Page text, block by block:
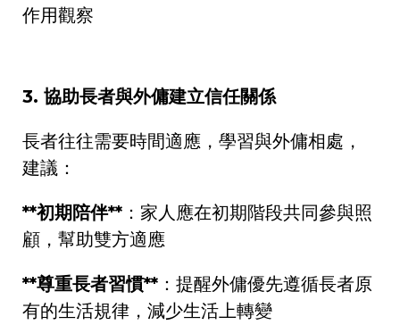
作用觀察
3. 協助長者與外傭建立信任關係
長者往往需要時間適應，學習與外傭相處，
建議：
**初期陪伴** ：家人應在初期階段共同參與照
顧，幫助雙方適應
**尊重長者習慣** ：提醒外傭優先遵循長者原
有的生活規律，減少生活上轉變